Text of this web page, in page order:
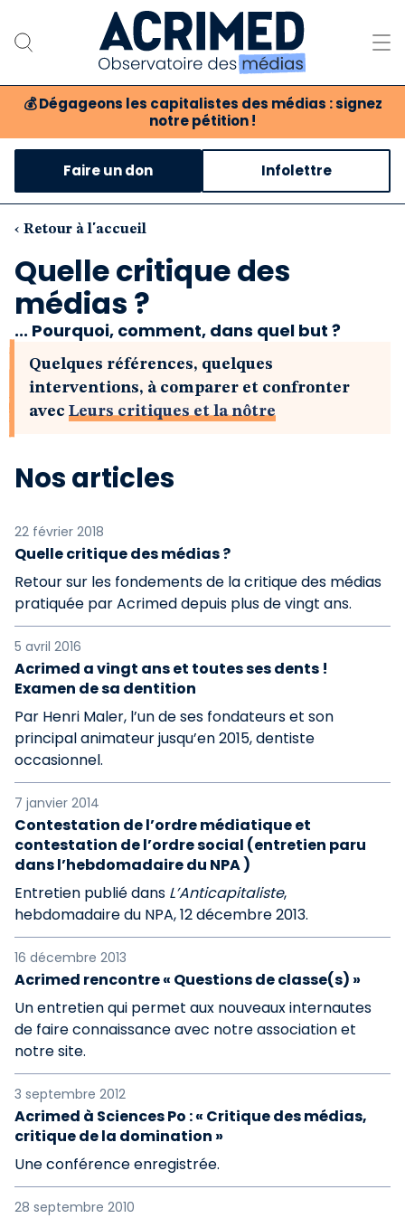
💰 Dégageons les capitalistes des médias : signez
notre pétition !
Notre association
Notre critique des médias
Nos propositions
Notre revue
Boutique
Faire un don Infolettre
‹ Retour à l'accueil
Quelle critique des
médias ?
... Pourquoi, comment, dans quel but ?
Quelques références, quelques
interventions, à comparer et confronter
avec Leurs critiques et la nôtre
Nos articles
22 février 2018
Quelle critique des médias ?
Retour sur les fondements de la critique des médias
pratiquée par Acrimed depuis plus de vingt ans.
5 avril 2016
Acrimed a vingt ans et toutes ses dents !
Examen de sa dentition
Par Henri Maler, l’un de ses fondateurs et son
principal animateur jusqu’en 2015, dentiste
occasionnel.
7 janvier 2014
Contestation de l’ordre médiatique et
contestation de l’ordre social (entretien paru
dans l’hebdomadaire du NPA )
Entretien publié dans L’Anticapitaliste,
hebdomadaire du NPA, 12 décembre 2013.
16 décembre 2013
Acrimed rencontre « Questions de classe(s) »
Un entretien qui permet aux nouveaux internautes
de faire connaissance avec notre association et
notre site.
3 septembre 2012
Acrimed à Sciences Po : « Critique des médias,
critique de la domination »
Une conférence enregistrée.
28 septembre 2010